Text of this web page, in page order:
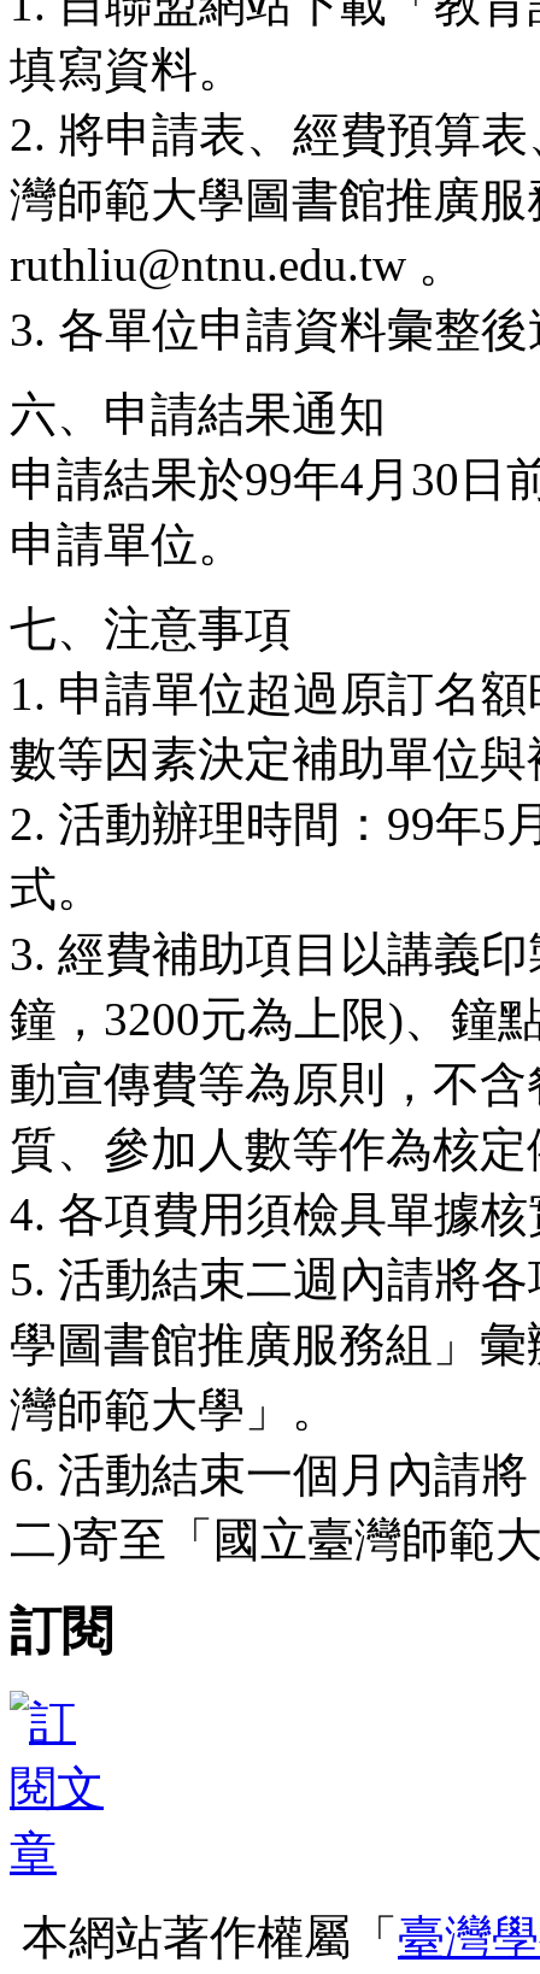
填寫資料。
2. 將申請表、經費預算
灣師範大學圖書館推廣
ruthliu@ntnu.edu.tw 。
3. 各單位申請資料彙整
六、申請結果通知
申請結果於99年4月30日
申請單位。
七、注意事項
1. 申請單位超過原訂名
數等因素決定補助單位
2. 活動辦理時間：99年5
式。
3. 經費補助項目以講義
鐘，3200元為上限)、鐘
動宣傳費等為原則，不
質、參加人數等作為核定
4. 各項費用須檢具單據
5. 活動結束二週內請將
學圖書館推廣服務組」
灣師範大學」。
6. 活動結束一個月內請
二)寄至「國立臺灣師範
訂閱
本網站著作權屬「 臺灣